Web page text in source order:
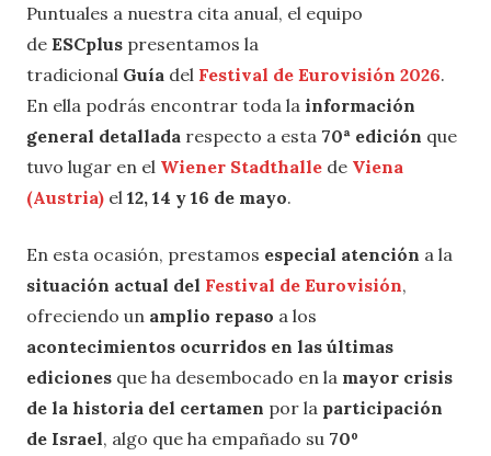
Puntuales a nuestra cita anual, el equipo
de ESCplus presentamos la
tradicional Guía del Festival de Eurovisión 2026.
En ella podrás encontrar toda la información
general detallada respecto a esta 70ª edición que
tuvo lugar en el Wiener Stadthalle de Viena
(Austria) el 12, 14 y 16 de mayo.
En esta ocasión, prestamos especial atención a la
situación actual del Festival de Eurovisión,
ofreciendo un amplio repaso a los
acontecimientos ocurridos en las últimas
ediciones que ha desembocado en la mayor crisis
de la historia del certamen por la participación
de Israel, algo que ha empañado su 70º